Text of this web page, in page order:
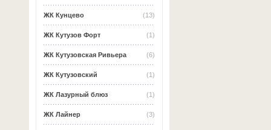
(13)
ЖК Кунцево
(1)
ЖК Кутузов Форт
(6)
ЖК Кутузовская Ривьера
(1)
ЖК Кутузовский
(1)
ЖК Лазурный блюз
(3)
ЖК Лайнер